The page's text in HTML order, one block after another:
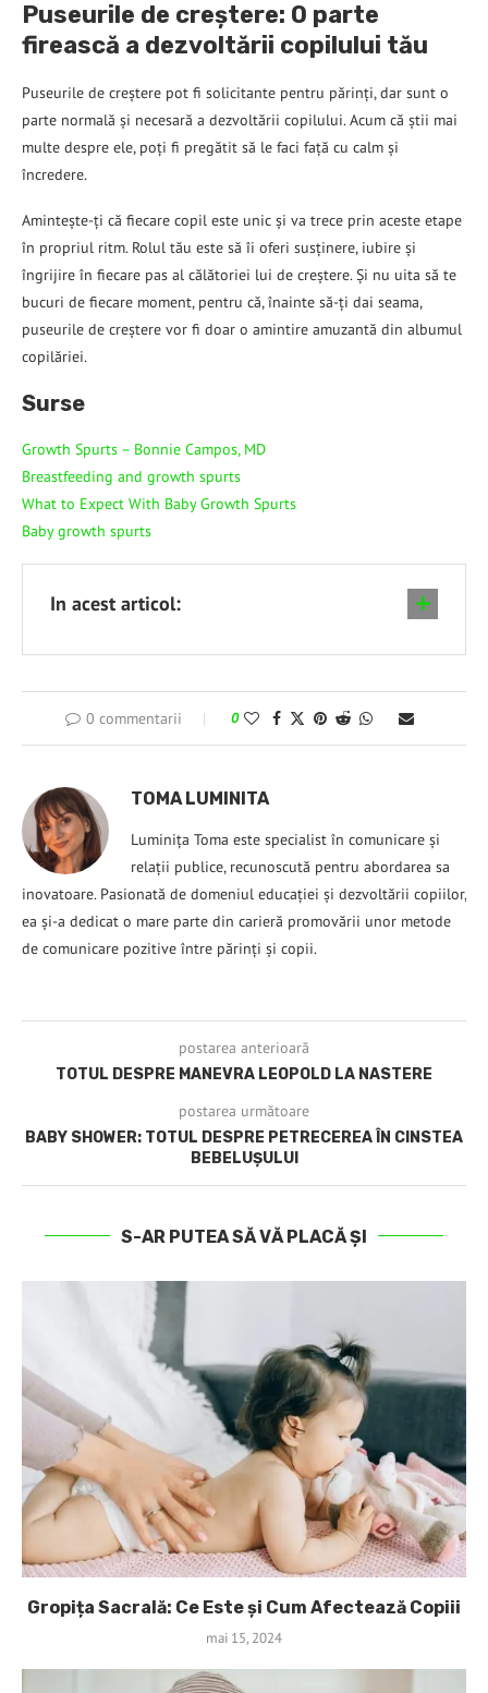
Puseurile de creștere: O parte
firească a dezvoltării copilului tău
Puseurile de creștere pot fi solicitante pentru părinți, dar sunt o
parte normală și necesară a dezvoltării copilului. Acum că știi mai
multe despre ele, poți fi pregătit să le faci față cu calm și
încredere.
Amintește-ți că fiecare copil este unic și va trece prin aceste etape
în propriul ritm. Rolul tău este să îi oferi susținere, iubire și
îngrijire în fiecare pas al călătoriei lui de creștere. Și nu uita să te
bucuri de fiecare moment, pentru că, înainte să-ți dai seama,
puseurile de creștere vor fi doar o amintire amuzantă din albumul
copilăriei.
Surse
Growth Spurts – Bonnie Campos, MD
Breastfeeding and growth spurts
What to Expect With Baby Growth Spurts
Baby growth spurts
In acest articol:
0 commentarii 0
TOMA LUMINITA
Luminița Toma este specialist în comunicare și
relații publice, recunoscută pentru abordarea sa
inovatoare. Pasionată de domeniul educației și dezvoltării copiilor,
ea și-a dedicat o mare parte din carieră promovării unor metode
de comunicare pozitive între părinți și copii.
postarea anterioară
TOTUL DESPRE MANEVRA LEOPOLD LA NASTERE
postarea următoare
BABY SHOWER: TOTUL DESPRE PETRECEREA ÎN CINSTEA
BEBELUȘULUI
S-AR PUTEA SĂ VĂ PLACĂ ȘI
Gropița Sacrală: Ce Este și Cum Afectează Copiii
mai 15, 2024